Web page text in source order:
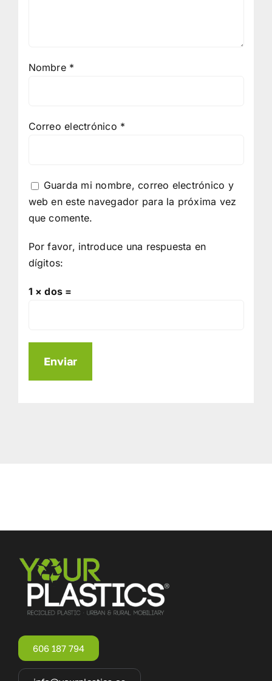
Nombre *
Correo electrónico *
Guarda mi nombre, correo electrónico y
web en este navegador para la próxima vez
que comente.
Por favor, introduce una respuesta en
dígitos:
1 × dos =
606 187 794